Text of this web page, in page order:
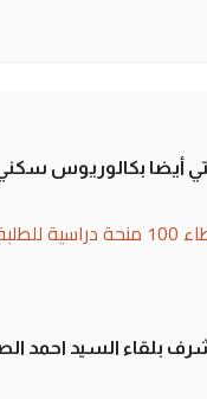
أيضا بكالوريوس
بلقاء السيد احمد